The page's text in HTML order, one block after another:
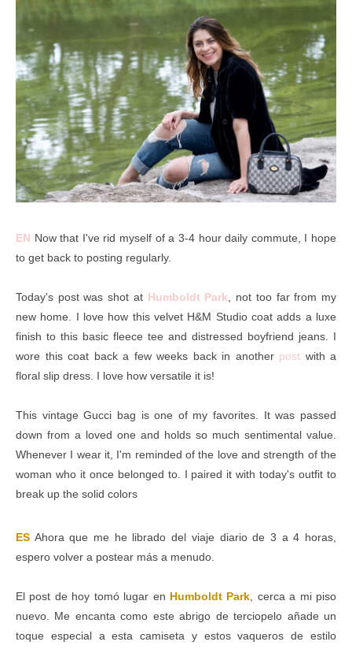
EN Now that I've rid myself of a 3-4 hour daily commute, I hope
to get back to posting regularly.
Today's post was shot at Humboldt Park, not too far from my
new home. I love how this velvet H&M Studio coat adds a luxe
finish to this basic fleece tee and distressed boyfriend jeans. I
wore this coat back a few weeks back in another post with a
floral slip dress. I love how versatile it is!
This vintage Gucci bag is one of my favorites. It was passed
down from a loved one and holds so much sentimental value.
Whenever I wear it, I'm reminded of the love and strength of the
woman who it once belonged to. I paired it with today's outfit to
break up the solid colors
ES Ahora que me he librado del viaje diario de 3 a 4 horas,
espero volver a postear más a menudo.
El post de hoy tomó lugar en Humboldt Park, cerca a mi piso
nuevo. Me encanta como este abrigo de terciopelo añade un
toque especial a esta camiseta y estos vaqueros de estilo